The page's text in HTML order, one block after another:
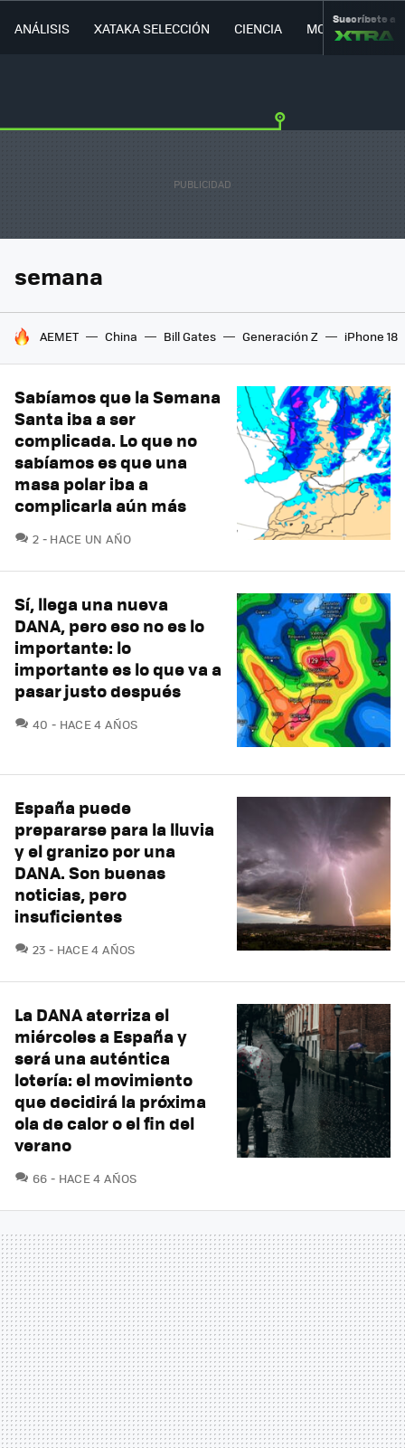
ANÁLISIS XATAKA SELECCIÓN CIENCIA MOVILIDAD
Suscríbete a
semana
HOY SE HABLA DE
AEMET China Bill Gates Generación Z iPhone 18
Sabíamos que la Semana
Santa iba a ser
complicada. Lo que no
sabíamos es que una
masa polar iba a
complicarla aún más
2 COMENTARIOS
HACE UN AÑO
Sí, llega una nueva
DANA, pero eso no es lo
importante: lo
importante es lo que va a
pasar justo después
40 COMENTARIOS
HACE 4 AÑOS
España puede
prepararse para la lluvia
y el granizo por una
DANA. Son buenas
noticias, pero
insuficientes
23 COMENTARIOS
HACE 4 AÑOS
La DANA aterriza el
miércoles a España y
será una auténtica
lotería: el movimiento
que decidirá la próxima
ola de calor o el fin del
verano
66 COMENTARIOS
HACE 4 AÑOS